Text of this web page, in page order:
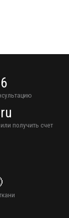
получить счет